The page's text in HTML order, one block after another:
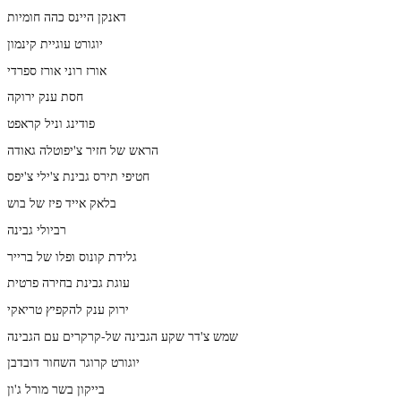
דאנקן היינס כהה חומיות
יוגורט עוגיית קינמון
אורז רוני אורז ספרדי
חסת ענק ירוקה
פודינג וניל קראפט
הראש של חזיר צ'יפוטלה גאודה
חטיפי תירס גבינת צ'ילי צ'יפס
בלאק אייד פיז של בוש
רביולי גבינה
גלידת קונוס ופלו של ברייר
עוגת גבינת בחירה פרטית
ירוק ענק להקפיץ טריאקי
שמש צ'דר שקע הגבינה של-קרקרים עם הגבינה
יוגורט קרוגר השחור דובדבן
בייקון בשר מורל ג'ון